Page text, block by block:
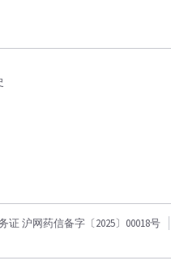
证 沪网药信备字〔2025〕00018号